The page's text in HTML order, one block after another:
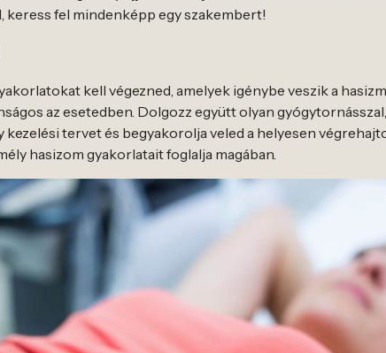
keress fel mindenképp egy szakembert!
kell végezned, amelyek igénybe veszik a
az esetedben. Dolgozz együtt olyan
kezelési tervet és begyakorolja veled a helyesen
hasizom gyakorlatait foglalja magában.